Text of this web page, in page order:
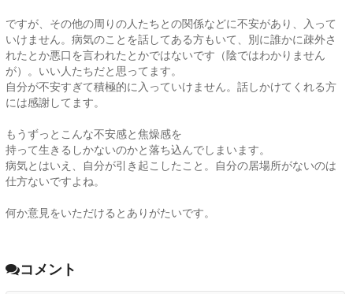
ですが、その他の周りの人たちとの関係などに不安があり、入って
いけません。病気のことを話してある方もいて、別に誰かに疎外さ
れたとか悪口を言われたとかではないです（陰ではわかりません
が）。いい人たちだと思ってます。
自分が不安すぎて積極的に入っていけません。話しかけてくれる方
には感謝してます。
もうずっとこんな不安感と焦燥感を
持って生きるしかないのかと落ち込んでしまいます。
病気とはいえ、自分が引き起こしたこと。自分の居場所がないのは
仕方ないですよね。
何か意見をいただけるとありがたいです。
コメント